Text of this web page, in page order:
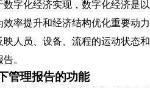
数字化经济实现，数字化经济是
率提升和经济结构优化重要动
人员、设备、流程的运动状态
。
管理报告的功能